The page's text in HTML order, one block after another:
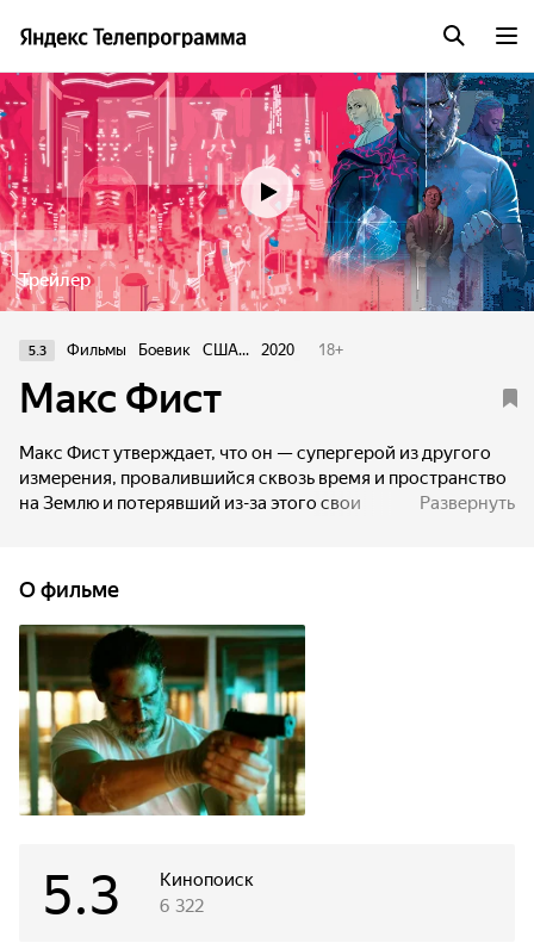
Трейлер
5.3 Фильмы Боевик США... 2020 18+
Макс Фист
Макс Фист утверждает, что он — супергерой из другого
измерения, провалившийся сквозь время и пространство
на Землю и потерявший из-за этого свои
Развернуть
О фильме
Кинопоиск
5.3 6 322